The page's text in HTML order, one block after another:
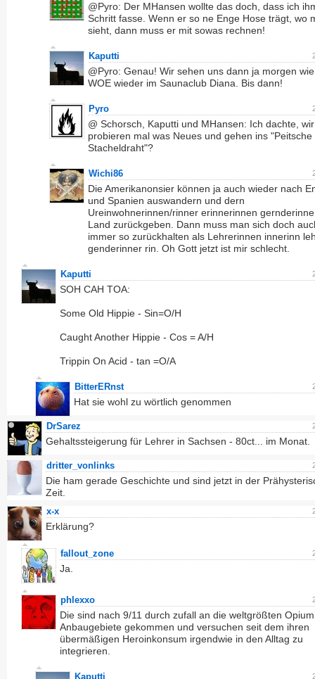
@Pyro: Der MHansen wollte das doch, dass ich
Schritt fasse. Wenn er so ne Enge Hose trägt, wo
sieht, dann muss er mit sowas rechnen!
Kaputti
@Pyro: Genau! Wir sehen uns dann ja morgen
WOE wieder im Saunaclub Diana. Bis dann!
Pyro
@ Schorsch, Kaputti und MHansen: Ich dachte, wir
probieren mal was Neues und gehen ins "Peitsche
Stacheldraht"?
Wichi86
Die Amerikanonsier können ja auch wieder nach
und Spanien auswandern und dern
Ureinwohnerinnen/rinner erinnerinnen
Land zurückgeben. Dann muss man sich doch
immer so zurückhalten als Lehrerinnen innerinn
genderinner rin. Oh Gott jetzt ist mir schlecht.
Kaputti
SOH CAH TOA:
Some Old Hippie - Sin=O/H
Caught Another Hippie - Cos = A/H
Trippin On Acid - tan =O/A
BitterERnst
Hat sie wohl zu wörtlich genommen
DrSarez
Gehaltssteigerung für Lehrer in Sachsen - 80ct... im Monat.
dritter_vonlinks
Die ham gerade Geschichte und sind jetzt in der
Zeit.
x-x
Erklärung?
fallout_zone
Ja.
phlexxo
Die sind nach 9/11 durch zufall an die weltgrößten Opium
Anbaugebiete gekommen und versuchen seit dem ihren
übermäßigen Heroinkonsum irgendwie in den Alltag zu
integrieren.
Kaputti